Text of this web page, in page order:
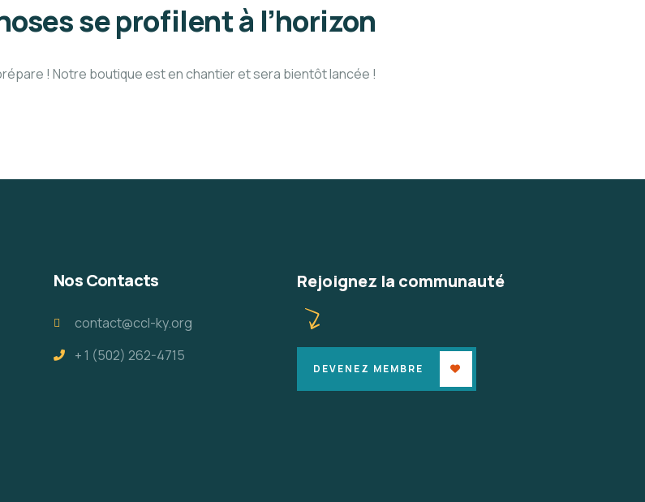
se profilent à l’horizon
! Notre boutique est en chantier et sera bientôt lancée !
Nos Contacts
contact@ccl-ky.org
+ 1 (502) 262-4715
Rejoignez la communauté
DEVENEZ MEMBRE